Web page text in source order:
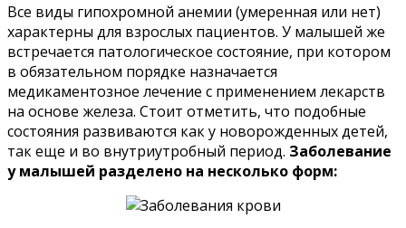
Все виды гипохромной анемии (умеренная или нет)
характерны для взрослых пациентов. У малышей же
встречается патологическое состояние, при котором
в обязательном порядке назначается
медикаментозное лечение с применением лекарств
на основе железа. Стоит отметить, что подобные
состояния развиваются как у новорожденных детей,
так еще и во внутриутробный период. Заболевание
у малышей разделено на несколько форм: